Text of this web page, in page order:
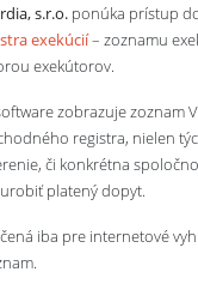
s.r.o. ponúka prístup
exekúcií– zoznamu
exekútorov.
zobrazuje zoznam
registra, nielen
či konkrétna
platený dopyt.
iba pre internetové